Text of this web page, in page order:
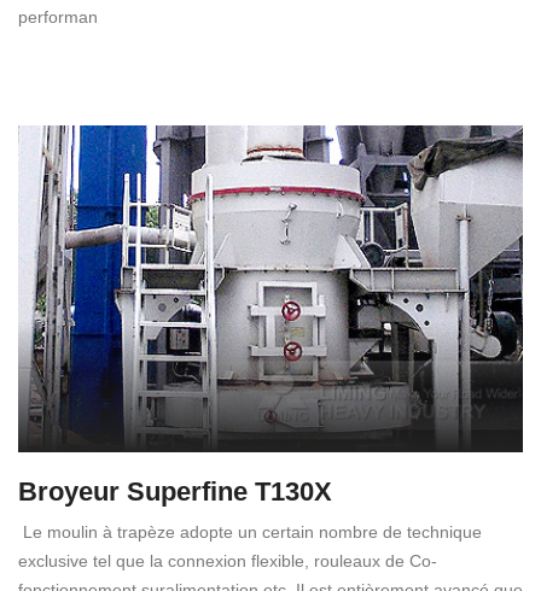
performan
Broyeur Superfine T130X
Le moulin à trapèze adopte un certain nombre de technique
exclusive tel que la connexion flexible, rouleaux de Co-